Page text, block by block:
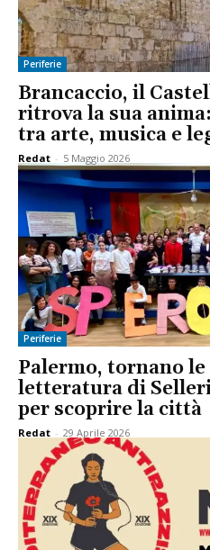
Periferie
Brancaccio, il
ritrova la sua
tra arte, musica e
Redat - 5 Maggio 2026
Periferie
Palermo, tornano le
letteratura di
per scoprire la città
Redat - 29 Aprile 2026